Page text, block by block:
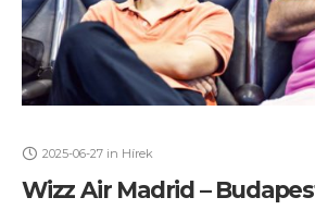
2025-06-27 in Hírek
Wizz Air Madrid –